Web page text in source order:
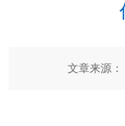
文章来源：